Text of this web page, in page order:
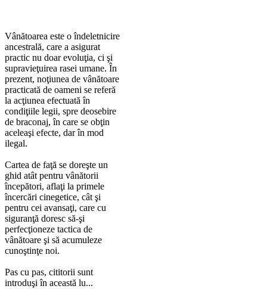
Vânătoarea este o îndeletnicire
ancestrală, care a asigurat
practic nu doar evoluţia, ci şi
supravieţuirea rasei umane. În
prezent, noţiunea de vânătoare
practicată de oameni se referă
la acţiunea efectuată în
condiţiile legii, spre deosebire
de braconaj, în care se obţin
aceleaşi efecte, dar în mod
ilegal.
Cartea de faţă se doreşte un
ghid atât pentru vânătorii
începători, aflaţi la primele
încercări cinegetice, cât şi
pentru cei avansaţi, care cu
siguranţă doresc să-şi
perfecţioneze tactica de
vânătoare şi să acumuleze
cunoştinţe noi.
Pas cu pas, cititorii sunt
introduşi în această lu...